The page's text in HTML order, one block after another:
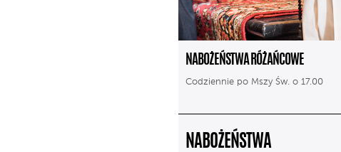
NABOŻEŃSTWA RÓŻAŃCOWE
Codziennie po Mszy Św. o 17.00
NABOŻEŃSTWA